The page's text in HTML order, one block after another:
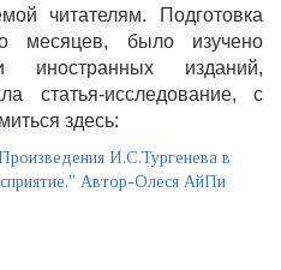
читателям. Подготовка
месяцев, было изучено
изданий,
статья-исследование, с
здесь:
И.С.Тургенева в
Автор-Олеся АйПи